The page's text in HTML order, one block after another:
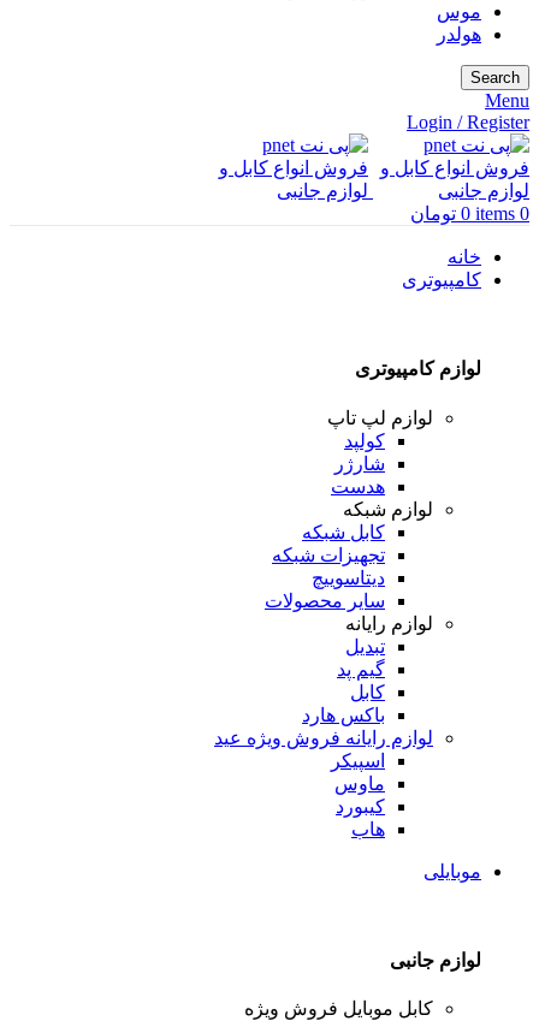
موس
هولدر
Search
Menu
Login / Register
0
items
0 تومان
خانه
کامپیوتری
لوازم کامپیوتری
لوازم لپ تاپ
کولپد
شارژر
هدست
لوازم شبکه
کابل شبکه
تجهیزات شبکه
دیتاسوییچ
سایر محصولات
لوازم رایانه
تبدیل
گیم پد
کابل
باکس هارد
لوازم رایانه فروش ویژه عید
اسپیکر
ماوس
کیبورد
هاب
موبایلی
لوازم جانبی
کابل موبایل فروش ویژه